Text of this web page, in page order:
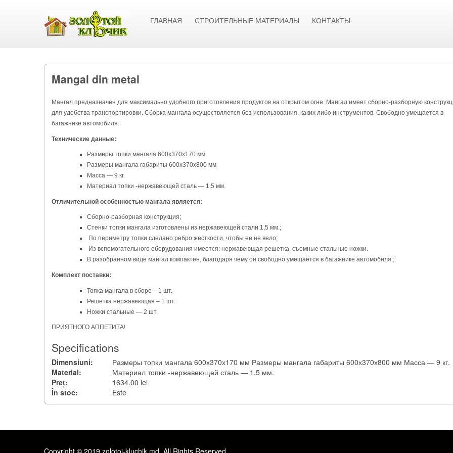
ГЛАВНАЯ СТРОИТЕЛЬНЫЕ МАТЕРИАЛЫ КОНТАКТЫ
Mangal din metal
Мангал предназначен для максимально удобного приготовления продуктов на открытом огне. Мангал имеет сборно-разборную
для удобства транспортировки. Сборка мангала осуществляется без использования, каких либо инструментов. Свободно умещается в
багажнике автомобиля.
Технические данные:
Размеры топки мангала 600х370х170 мм
Размеры мангала габариты 600х370х800 мм
Масса — 9 кг.
Материал топки -нержавеющей сталь — 1,5 мм.
Отличительной особенностью мангала является:
Сборно-разборная конструкция;
Стенки топки мангала изготовлены из нержавеющей стали 1,5 мм.;
По периметру топки сделано ребро жесткости, чтобы ее не вело;
Из вспомогательного оборудования имеется: нержавеющая решетка, съемные стальные ножки.
В разобранном виде мангал компактен, благодаря чему он свободно умещается в багажнике автомобиля.;
Комплект поставки:
Топка мангала в сборе – 1 шт.
Решетка нержавеющая – 1 шт.
Ножки стальные — 2 шт.
ПРИЯТНОГО АППЕТИТА!
Specifications
Dimensiuni:
Размеры топки мангала 600х370х170 мм Размеры мангала габариты 600х370х800 мм Масса — 9 кг.
Material:
Материал топки -нержавеющей сталь — 1,5 мм.
Preț:
1634.00 lei
În stoc:
Este